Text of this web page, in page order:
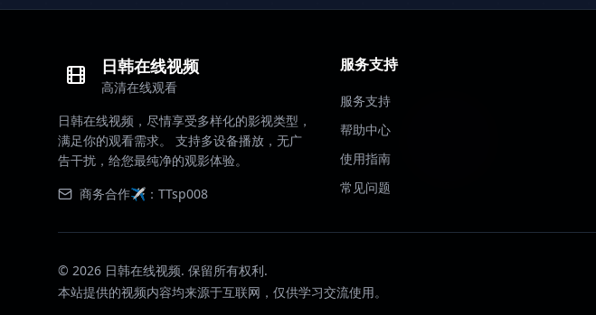
日韩在线视频
高清在线观看
日韩在线视频，尽情享受多样化的影视类型，
满足你的观看需求。 支持多设备播放，无广
告干扰，给您最纯净的观影体验。
商务合作✈️：TTsp008
服务支持
服务支持
帮助中心
使用指南
常见问题
© 2026 日韩在线视频. 保留所有权利.
本站提供的视频内容均来源于互联网，仅供学习交流使用。